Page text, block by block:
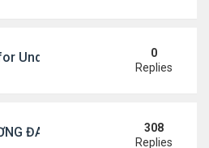
Understanding Diablo 4 Items
0
Replies
ĐAU..
308
Replies